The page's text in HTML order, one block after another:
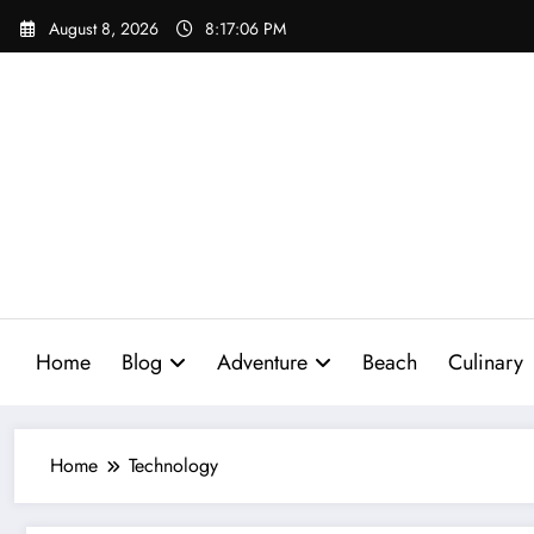
Skip
August 8, 2026 8:17:07 PM
Home Blog Adventure Beach Culinary
Home Technology